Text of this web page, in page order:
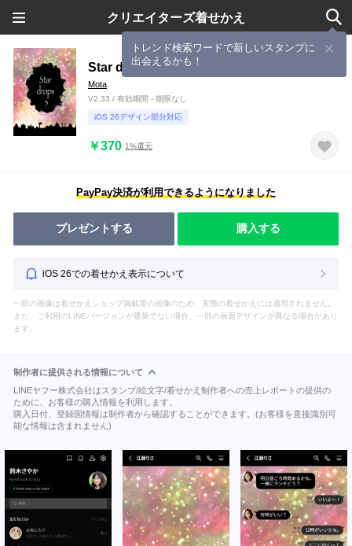
クリエイターズ着せかえ
トレンド検索ワードで新しいスタンプに
出会えるかも！
Star drops 3
Mota
V2.33 / 有効期間 - 期限なし
iOS 26デザイン部分対応
￥370 1%還元
PayPay決済が利用できるようになりました
プレゼントする 購入する
iOS 26での着せかえ表示について
一部の画像は着せかえショップ掲載用の画像のため、実際の着せかえには適用されません。
また、ご利用のLINEバージョンが最新でない場合、一部の画面デザインが異なる場合があり
ます。
制作者に提供される情報について
LINEヤフー株式会社はスタンプ/絵文字/着せかえ制作者への売上レポートの提供の
ために、お客様の購入情報を利用します。
購入日付、登録国情報は制作者から確認することができます。(お客様を直接識別可
能な情報は含まれません)